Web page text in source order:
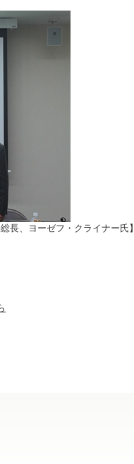
長、ヨーゼフ・クライナー氏】